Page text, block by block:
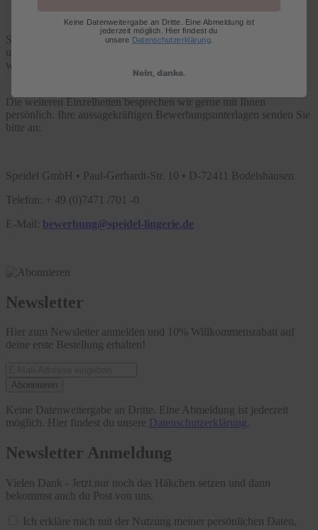
Sie haben Freude am Verkauf und an der kompetenten Beratung
unserer Kunden. Erfahrungen im Textileinzelhandel sind
wünschenswert.
Die weiteren Einzelheiten besprechen wir gerne mit Ihnen
persönlich. Ihre aussagekräftigen Bewerbungsunterlagen senden Sie
bitte an:
Speidel GmbH • Paul-Gerhardt-Str. 10 • D-72411 Bodelshausen
Telefon: + 49 (0)7471 /701 -0
E-Mail: bewerbung@speidel-lingerie.de
Newsletter
Hier zum Newsletter anmelden und 10% Willkommensrabatt auf
deine erste Bestellung erhalten!
Abonnieren
Keine Datenweitergabe an Dritte. Eine Abmeldung ist jederzeit
möglich. Hier findest du unsere Datenschutzerklärung
Newsletter Anmeldung
Vielen Dank - Jetzt nur noch das Häkchen setzen und dann
bekommst auch du Post von uns.
Ich erkläre mich mit der Nutzung meiner persönlichen Daten,
Keine Datenweitergabe an Dritte. Eine Abmeldung ist
jederzeit möglich. Hier findest du
unsere Datenschutzerklärung.
Nein, danke.